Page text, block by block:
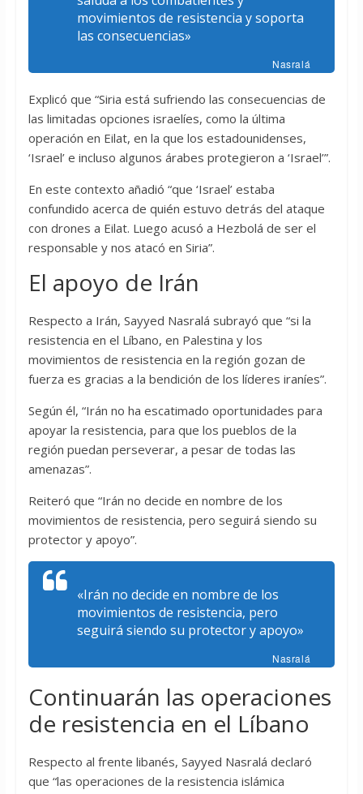
movimientos de resistencia y soporta
las consecuencias»
Nasralá
Explicó que “Siria está sufriendo las consecuencias de
las limitadas opciones israelíes, como la última
operación en Eilat, en la que los estadounidenses,
‘Israel’ e incluso algunos árabes protegieron a ‘Israel’”.
En este contexto añadió “que ‘Israel’ estaba
confundido acerca de quién estuvo detrás del ataque
con drones a Eilat. Luego acusó a Hezbolá de ser el
responsable y nos atacó en Siria”.
El apoyo de Irán
Respecto a Irán, Sayyed Nasralá subrayó que “si la
resistencia en el Líbano, en Palestina y los
movimientos de resistencia en la región gozan de
fuerza es gracias a la bendición de los líderes iraníes”.
Según él, “Irán no ha escatimado oportunidades para
apoyar la resistencia, para que los pueblos de la
región puedan perseverar, a pesar de todas las
amenazas”.
Reiteró que “Irán no decide en nombre de los
movimientos de resistencia, pero seguirá siendo su
protector y apoyo”.
«Irán no decide en nombre de los
movimientos de resistencia, pero
seguirá siendo su protector y apoyo»
Nasralá
Continuarán las operaciones
de resistencia en el Líbano
Respecto al frente libanés, Sayyed Nasralá declaró
que “las operaciones de la resistencia islámica